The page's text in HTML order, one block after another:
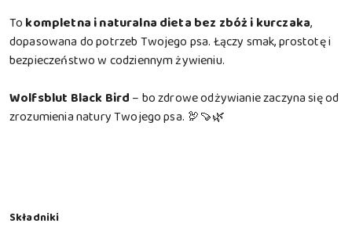
To kompletna i naturalna dieta bez zbóż i kurczaka,
dopasowana do potrzeb Twojego psa. Łączy smak, prostotę i
bezpieczeństwo w codziennym żywieniu.
Wolfsblut Black Bird – bo zdrowe odżywianie zaczyna się od
zrozumienia natury Twojego psa. 🦃🍠🌿
Składniki